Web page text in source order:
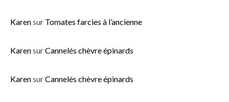
Karensur Tomates farcies à l’ancienne
KarensurCannelés chèvre épinards
KarensurCannelés chèvre épinards